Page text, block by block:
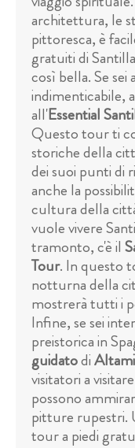
architettura, le
pittoresca, è
gratuiti di
così bella. Se sei
indimenticabile,
all'Essential
Questo tour ti
storiche della
dei suoi punti di
anche la
cultura della
vuole vivere
tramonto, c'è il
Tour. In questo
notturna della
mostrerà tutti i
Infine, se sei
preistorica in
guidatodi
visitatori a
possono
pitture rupestri.
tour a piedi